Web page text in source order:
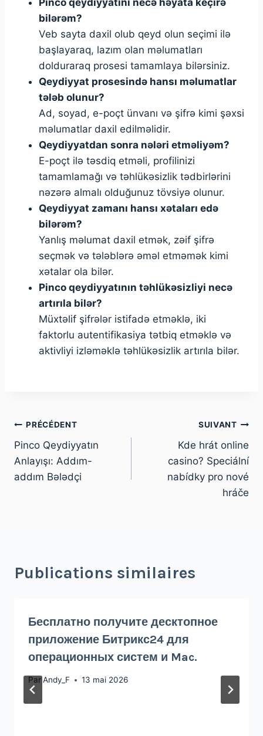
bilərəm?
Veb sayta daxil olub qeyd olun seçimi ilə
başlayaraq, lazım olan məlumatları
dolduraraq prosesi tamamlaya bilərsiniz.
Qeydiyyat prosesində hansı məlumatlar
tələb olunur?
Ad, soyad, e-poçt ünvanı və şifrə kimi şəxsi
məlumatlar daxil edilməlidir.
Qeydiyyatdan sonra nələri etməliyəm?
E-poçt ilə təsdiq etməli, profilinizi
tamamlamağı və təhlükəsizlik tədbirlərini
nəzərə almalı olduğunuz tövsiyə olunur.
Qeydiyyat zamanı hansı xətaları edə
bilərəm?
Yanlış məlumat daxil etmək, zəif şifrə
seçmək və tələblərə əməl etməmək kimi
xətalar ola bilər.
Pinco qeydiyyatının təhlükəsizliyi necə
artırıla bilər?
Müxtəlif şifrələr istifadə etməklə, iki
faktorlu autentifikasiya tətbiq etməklə və
aktivliyi izləməklə təhlükəsizlik artırıla bilər.
PRÉCÉDENT
Pinco Qeydiyyatın
Anlayışı: Addım-
addım Bələdçi
SUIVANT
Kde hrát online
casino? Speciální
nabídky pro nové
hráče
Publications similaires
Бесплатно получите десктопное
приложение Битрикс24 для
операционных систем и Mac.
ParAndy_F 13 mai 2026